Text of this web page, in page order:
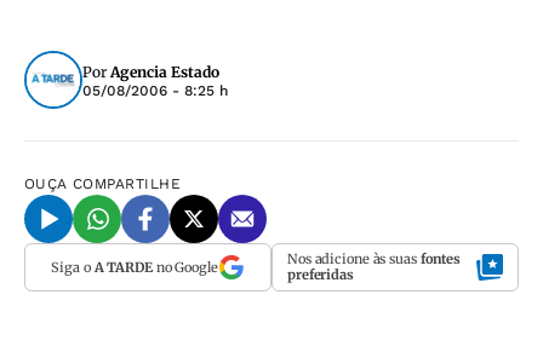
PorAgencia Estado
05/08/2006 - 8:25 h
OUÇA COMPARTILHE
Siga o A TARDEno Google Nos adicione às suas fontes
preferidas